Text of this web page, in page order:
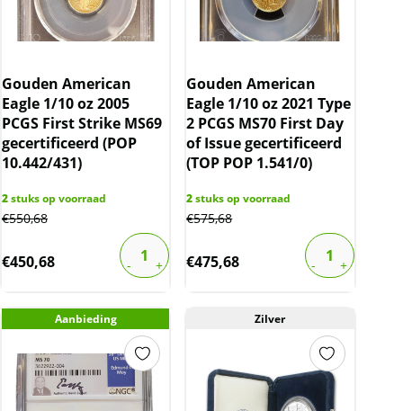
Gouden American
Eagle 1/10 oz 2005
PCGS First Strike MS69
gecertificeerd (POP
10.442/431)
2stuks op voorraad
€550,68
€450,68
Gouden American
Eagle 1/10 oz 2021 Type
2 PCGS MS70 First Day
of Issue gecertificeerd
(TOP POP 1.541/0)
2stuks op voorraad
€575,68
€475,68
Aanbieding Zilver